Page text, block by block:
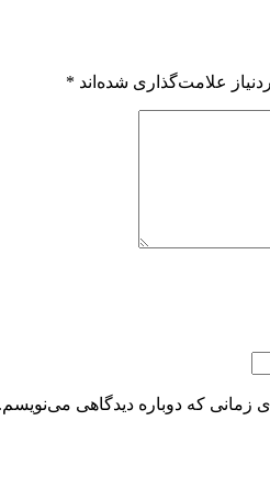
علامت‌گذاری شده‌اند *
زمانی که دوباره دیدگاهی می‌نویسم.